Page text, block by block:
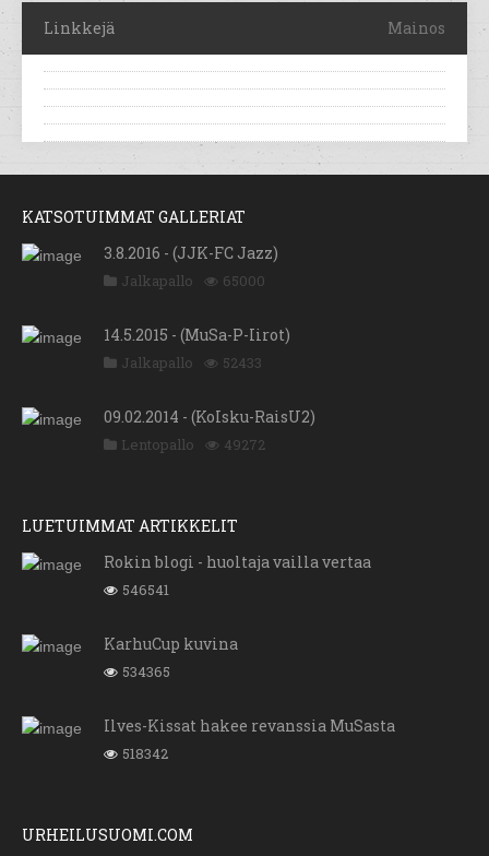
Linkkejä Mainos
KATSOTUIMMAT GALLERIAT
3.8.2016 - (JJK-FC Jazz)
Jalkapallo 65000
14.5.2015 - (MuSa-P-Iirot)
Jalkapallo 52433
09.02.2014 - (KoIsku-RaisU2)
Lentopallo 49272
LUETUIMMAT ARTIKKELIT
Rokin blogi - huoltaja vailla vertaa
546541
KarhuCup kuvina
534365
Ilves-Kissat hakee revanssia MuSasta
518342
URHEILUSUOMI.COM